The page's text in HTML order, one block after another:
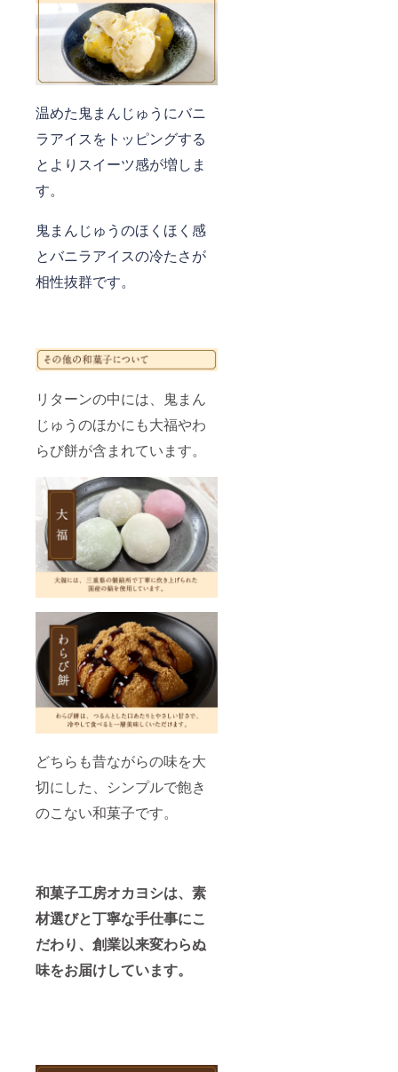
温めた鬼まんじゅうにバニ
ラアイスをトッピングする
とよりスイーツ感が増しま
す。
鬼まんじゅうのほくほく感
とバニラアイスの冷たさが
相性抜群です。
リターンの中には、鬼まん
じゅうのほかにも大福やわ
らび餅が含まれています。
どちらも昔ながらの味を大
切にした、シンプルで飽き
のこない和菓子です。
和菓子工房オカヨシは、素
材選びと丁寧な手仕事にこ
だわり、創業以来変わらぬ
味をお届けしています。